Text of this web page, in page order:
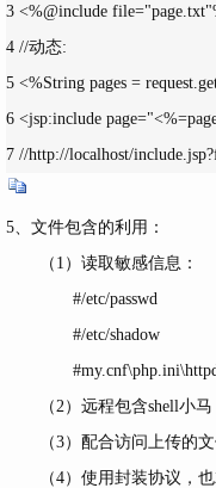
3 <%@include
4 //动态:
5 <%String pages =
6 <jsp:include
7 //http://localhost/
5、文件包含的利用：
（1）读取敏感信息：
#/etc/passwd
#/etc/shadow
（2）远程包含shell小马
（3）配合访问上传的文
（4）使用封装协议，也